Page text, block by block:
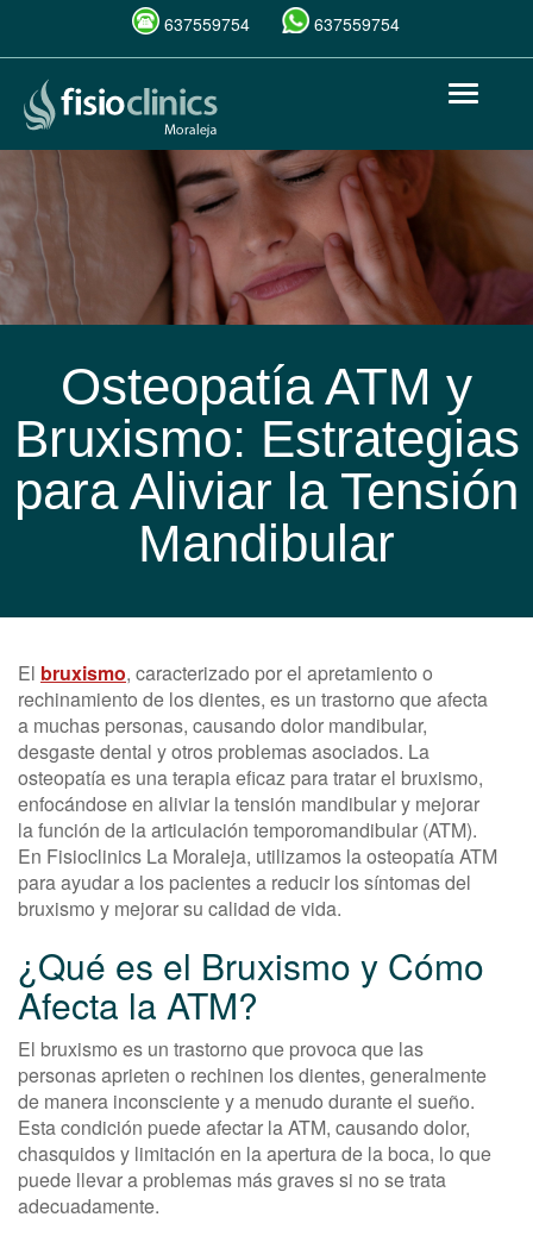
Pasar
contenido
principal
637559754 637559754
Toggle
Osteopatía ATM y
Bruxismo: Estrategias
para Aliviar la Tensión
Mandibular
El bruxismo, caracterizado por el apretamiento o
rechinamiento de los dientes, es un trastorno que afecta
a muchas personas, causando dolor mandibular,
desgaste dental y otros problemas asociados. La
osteopatía es una terapia eficaz para tratar el bruxismo,
enfocándose en aliviar la tensión mandibular y mejorar
la función de la articulación temporomandibular (ATM).
En Fisioclinics La Moraleja, utilizamos la osteopatía ATM
para ayudar a los pacientes a reducir los síntomas del
bruxismo y mejorar su calidad de vida.
¿Qué es el Bruxismo y Cómo
Afecta la ATM?
El bruxismo es un trastorno que provoca que las
personas aprieten o rechinen los dientes, generalmente
de manera inconsciente y a menudo durante el sueño.
Esta condición puede afectar la ATM, causando dolor,
chasquidos y limitación en la apertura de la boca, lo que
puede llevar a problemas más graves si no se trata
adecuadamente.